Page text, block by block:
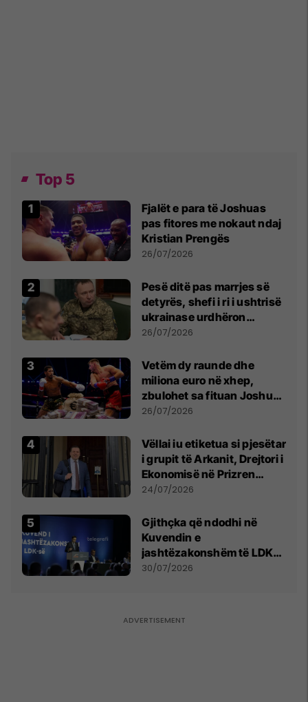
Top 5
Fjalët e para të Joshuas
pas fitores me nokaut ndaj
Kristian Prengës
26/07/2026
Pesë ditë pas marrjes së
detyrës, shefi i ri i ushtrisë
ukrainase urdhëron
kontroll të madh
26/07/2026
Vetëm dy raunde dhe
miliona euro në xhep,
zbulohet sa fituan Joshua
e Prenga
26/07/2026
Vëllai iu etiketua si pjesëtar
i grupit të Arkanit, Drejtori i
Ekonomisë në Prizren
mohon pretendimet
24/07/2026
Gjithçka që ndodhi në
Kuvendin e
jashtëzakonshëm të LDK-
së
30/07/2026